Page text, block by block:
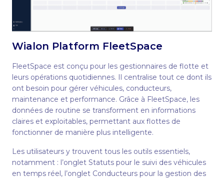
Wialon Platform FleetSpace
FleetSpace est conçu pour les gestionnaires de flotte et
leurs opérations quotidiennes. Il centralise tout ce dont ils
ont besoin pour gérer véhicules, conducteurs,
maintenance et performance. Grâce à FleetSpace, les
données de routine se transforment en informations
claires et exploitables, permettant aux flottes de
fonctionner de manière plus intelligente.
Les utilisateurs y trouvent tous les outils essentiels,
notamment : l’onglet Statuts pour le suivi des véhicules
en temps réel, l’onglet Conducteurs pour la gestion des